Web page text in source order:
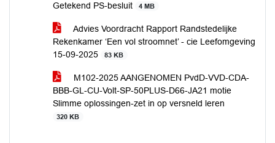
Getekend PS-besluit
4 MB
Advies Voordracht Rapport Randstedelijke
Rekenkamer ‘Een vol stroomnet’ - cie Leefomgeving
15-09-2025
83 KB
M102-2025 AANGENOMEN PvdD-VVD-CDA-
BBB-GL-CU-Volt-SP-50PLUS-D66-JA21 motie
Slimme oplossingen-zet in op versneld leren
320 KB